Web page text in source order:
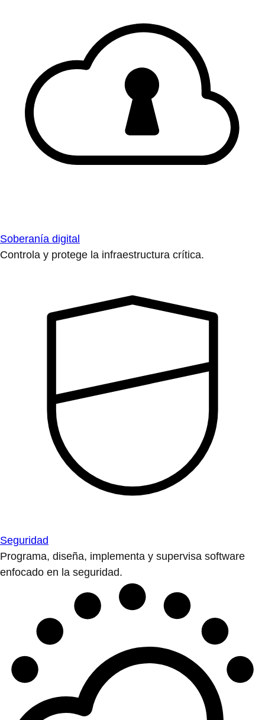
Soberanía digital
Controla y protege la infraestructura crítica.
Seguridad
Programa, diseña, implementa y supervisa software
enfocado en la seguridad.